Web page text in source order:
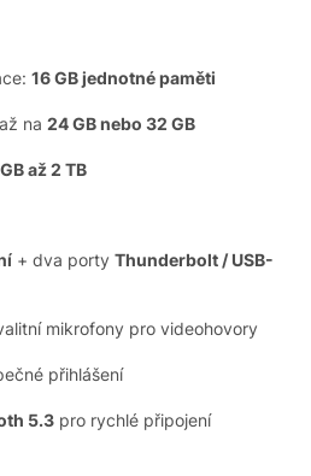
16 GB jednotné paměti
na 24 GB nebo 32 GB
až 2 TB
+ dva porty Thunderbolt / USB-
mikrofony pro videohovory
přihlášení
5.3 pro rychlé připojení